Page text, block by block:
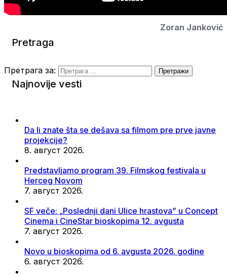
Zoran Janković
Pretraga
Претрага за:
Najnovije vesti
Da li znate šta se dešava sa filmom pre prve javne
projekcije?
8. август 2026.
Predstavljamo program 39. Filmskog festivala u
Herceg Novom
7. август 2026.
SF veče: „Poslednji dani Ulice hrastova” u Concept
Cinema i CineStar bioskopima 12. avgusta
7. август 2026.
Novo u bioskopima od 6. avgusta 2026. godine
6. август 2026.